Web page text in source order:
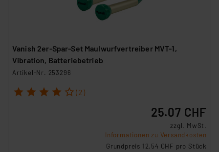
(1) lit. a DSGVO. Nähere Infos zu diesen Drittanbietern
und zu der jeweiligen Datenübermittlung erhalten Sie in
dass die USA als Land mit unzureichendem
Datenschutz nach EU-Standards eingestuft wird. So
besteht etwa das Risiko, dass US-Behörden
personenbezogene Daten in
hiergegen Klagemöglichkeiten für Europäer bestehen.
Unsere Kooperation mit diesen Dienstleistern stützt
sich auf die Standarddatenschutzklauseln der
Europäischen Kommission sowie einer eigenen
Vanish 2er-Spar-Set Maulwurfvertreiber MVT-1,
Vibration, Batteriebetrieb
Artikel-Nr. 253296
1 2 3 4 5 (2)
25.07 CHF
zzgl. MwSt.
Informationen zu Versandkosten
Grundpreis 12.54 CHF pro Stück